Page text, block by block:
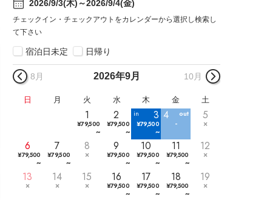
2026/9/3(木)～2026/9/4(金)
チェックイン・チェックアウトをカレンダーから選択し検索し
て下さい
宿泊日未定 日帰り
8月 2026年9月 10月
日 月 火 水 木 金 土
1
¥79,500
~
2
¥79,500
~
3
¥79,500
~
4 5
6
¥79,500
~
7
¥79,500
~
8 9
¥79,500
~
10
¥79,500
~
11
¥79,500
~
12
13 14 15 16
¥79,500
~
17
¥79,500
~
18
¥79,500
~
19